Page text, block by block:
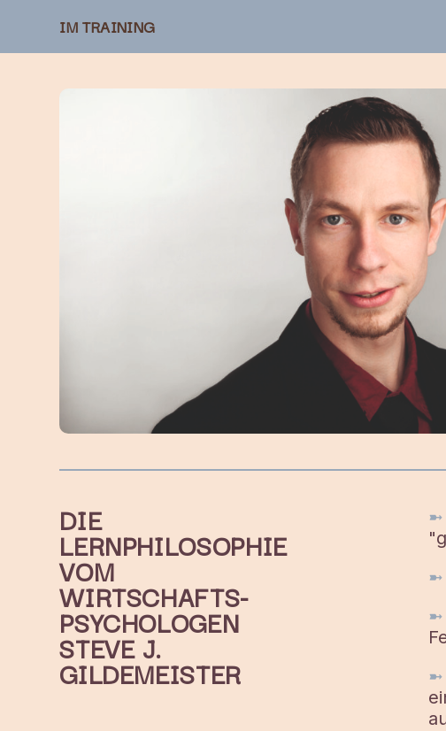
IM TRAINING
DIE
LERNPHILOSOPHIE
VOM
WIRTSCHAFTS-
PSYCHOLOGEN
STEVE J.
GILDEMEISTER
➼
➼
➼
➼